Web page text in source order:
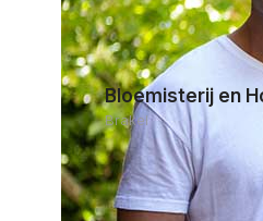
Bloemisterij en
Brakel